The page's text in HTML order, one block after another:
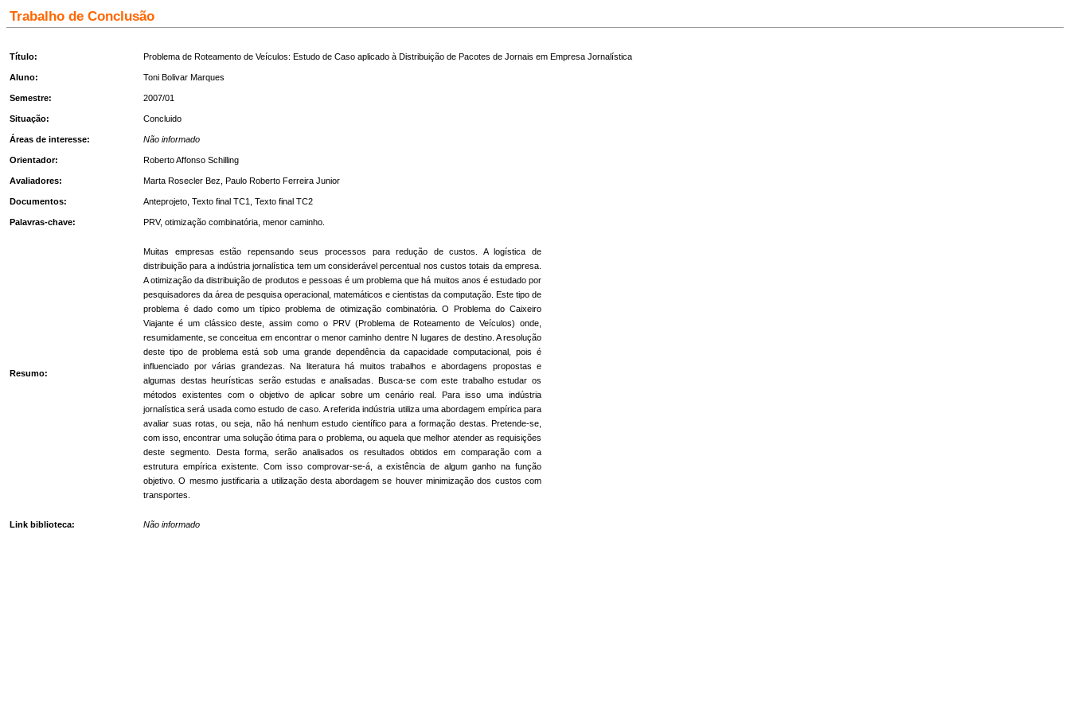
Trabalho de Conclusão
Título: Problema de Roteamento de Veículos: Estudo de Caso aplicado à Distribuição de Pacotes de Jornais em Empresa Jornalística
Aluno: Toni Bolivar Marques
Semestre: 2007/01
Situação: Concluido
Áreas de interesse: Não informado
Orientador: Roberto Affonso Schilling
Avaliadores: Marta Rosecler Bez Paulo Roberto Ferreira Junior
Documentos: Anteprojeto Texto final TC1 Texto final TC2
Palavras-chave: PRV, otimização combinatória, menor caminho.
Resumo:
Muitas empresas estão repensando seus processos para redução de custos. A logística de
distribuição para a indústria jornalística tem um considerável percentual nos custos totais da empresa.
A otimização da distribuição de produtos e pessoas é um problema que há muitos anos é estudado por
pesquisadores da área de pesquisa operacional, matemáticos e cientistas da computação. Este tipo de
problema é dado como um típico problema de otimização combinatória. O Problema do Caixeiro
Viajante é um clássico deste, assim como o PRV (Problema de Roteamento de Veículos) onde,
resumidamente, se conceitua em encontrar o menor caminho dentre N lugares de destino. A resolução
deste tipo de problema está sob uma grande dependência da capacidade computacional, pois é
influenciado por várias grandezas. Na literatura há muitos trabalhos e abordagens propostas e
algumas destas heurísticas serão estudas e analisadas. Busca-se com este trabalho estudar os
métodos existentes com o objetivo de aplicar sobre um cenário real. Para isso uma indústria
jornalística será usada como estudo de caso. A referida indústria utiliza uma abordagem empírica para
avaliar suas rotas, ou seja, não há nenhum estudo científico para a formação destas. Pretende-se,
com isso, encontrar uma solução ótima para o problema, ou aquela que melhor atender as requisições
deste segmento. Desta forma, serão analisados os resultados obtidos em comparação com a
estrutura empírica existente. Com isso comprovar-se-á, a existência de algum ganho na função
objetivo. O mesmo justificaria a utilização desta abordagem se houver minimização dos custos com
transportes.
Link biblioteca: Não informado